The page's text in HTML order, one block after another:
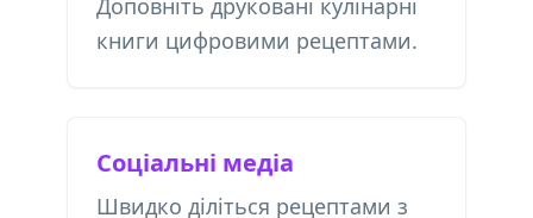
Доповніть друковані кулінарні
книги цифровими рецептами.
Соціальні медіа
Швидко діліться рецептами з